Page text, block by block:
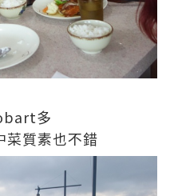
多
菜質素也不錯